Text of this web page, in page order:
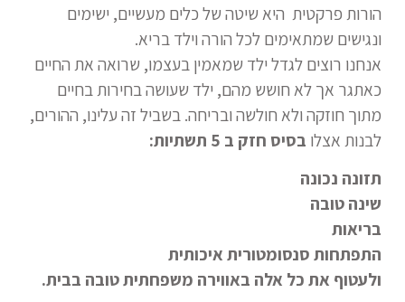
הורות פרקטית היא שיטה של כלים מעשיים, ישימים
ונגישים שמתאימים לכל הורה וילד בריא.
אנחנו רוצים לגדל ילד שמאמין בעצמו, שרואה את החיים
כאתגר אך לא חושש מהם, ילד שעושה בחירות בחיים
מתוך חוזקה ולא חולשה ובריחה. בשביל זה עלינו, ההורים,
לבנות אצלו בסיס חזק ב 5 תשתיות:
תזונה נכונה
שינה טובה
בריאות
התפתחות סנסומטורית איכותית
ולעטוף את כל אלה באווירה משפחתית טובה בבית.